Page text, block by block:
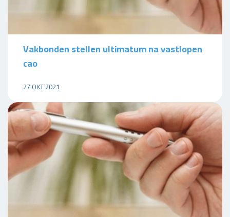
Vakbonden stellen ultimatum na vastlopen
cao
27 OKT 2021